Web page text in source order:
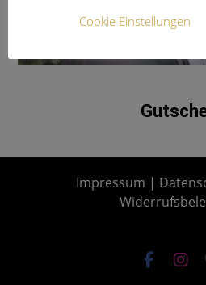
Impressum |
Cookie Einstellungen